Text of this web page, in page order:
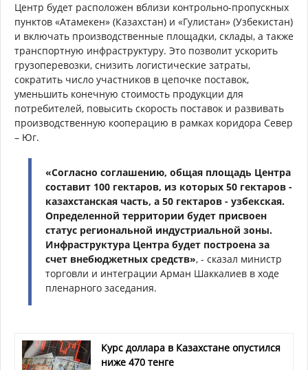
Центр будет расположен вблизи контрольно-пропускных
пунктов «Атамекен» (Казахстан) и «Гулистан» (Узбекистан)
и включать производственные площадки, склады, а также
транспортную инфраструктуру. Это позволит ускорить
грузоперевозки, снизить логистические затраты,
сократить число участников в цепочке поставок,
уменьшить конечную стоимость продукции для
потребителей, повысить скорость поставок и развивать
производственную кооперацию в рамках коридора Север
– Юг.
«Согласно соглашению, общая площадь Центра
составит 100 гектаров, из которых 50 гектаров -
казахстанская часть, а 50 гектаров - узбекская.
Определенной территории будет присвоен
статус региональной индустриальной зоны.
Инфраструктура Центра будет построена за
счет внебюджетных средств», - сказал министр
торговли и интеграции Арман Шаккалиев в ходе
пленарного заседания.
Курс доллара в Казахстане опустился
ниже 470 тенге